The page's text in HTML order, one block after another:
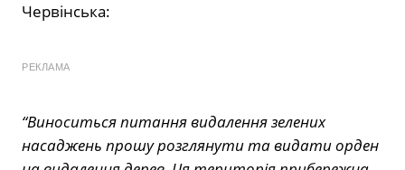
Червінська:
РЕКЛАМА
“Виноситься питання видалення зелених
насаджень прошу розглянути та видати орден